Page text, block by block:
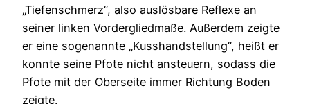
„Tiefenschmerz“, also auslösbare Reflexe an
seiner linken Vordergliedmaße. Außerdem zeigte
er eine sogenannte „Kusshandstellung“, heißt er
konnte seine Pfote nicht ansteuern, sodass die
Pfote mit der Oberseite immer Richtung Boden
zeigte.